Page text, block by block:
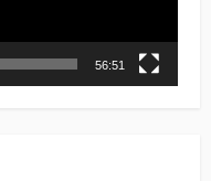
56:51